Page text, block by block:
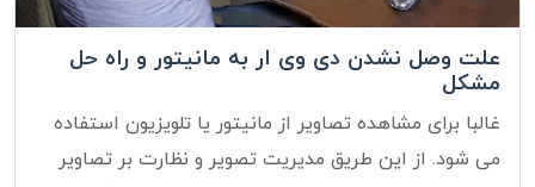
علت وصل نشدن دی وی ار به مانیتور و راه حل
مشکل
غالبا برای مشاهده تصاویر از مانیتور یا تلویزیون استفاده
می شود. از این طریق مدیریت تصویر و نظارت بر تصاویر